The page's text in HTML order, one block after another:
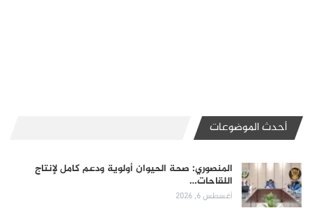
أحدث الموضوعات
المنصوري: صحة الحيوان أولوية ودعم كامل لإنتاج
اللقاحات…
أغسطس 6, 2026